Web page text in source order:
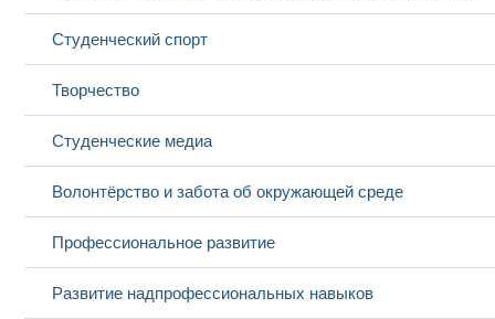
Студенческий спорт
Творчество
Студенческие медиа
Волонтёрство и забота об окружающей среде
Профессиональное развитие
Развитие надпрофессиональных навыков